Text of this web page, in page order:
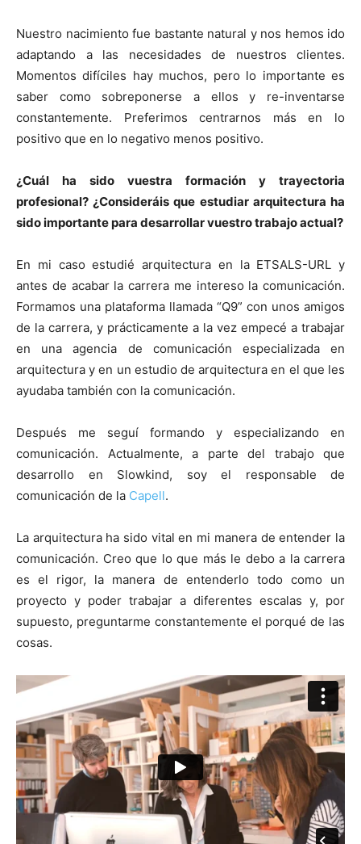
Nuestro nacimiento fue bastante natural y nos hemos ido
adaptando a las necesidades de nuestros clientes.
Momentos difíciles hay muchos, pero lo importante es
saber como sobreponerse a ellos y re-inventarse
constantemente. Preferimos centrarnos más en lo
positivo que en lo negativo menos positivo.
¿Cuál ha sido vuestra formación y trayectoria
profesional? ¿Consideráis que estudiar arquitectura ha
sido importante para desarrollar vuestro trabajo actual?
En mi caso estudié arquitectura en la ETSALS-URL y
antes de acabar la carrera me intereso la comunicación.
Formamos una plataforma llamada “Q9” con unos amigos
de la carrera, y prácticamente a la vez empecé a trabajar
en una agencia de comunicación especializada en
arquitectura y en un estudio de arquitectura en el que les
ayudaba también con la comunicación.
Después me seguí formando y especializando en
comunicación. Actualmente, a parte del trabajo que
desarrollo en Slowkind, soy el responsable de
comunicación de la Capell.
La arquitectura ha sido vital en mi manera de entender la
comunicación. Creo que lo que más le debo a la carrera
es el rigor, la manera de entenderlo todo como un
proyecto y poder trabajar a diferentes escalas y, por
supuesto, preguntarme constantemente el porqué de las
cosas.